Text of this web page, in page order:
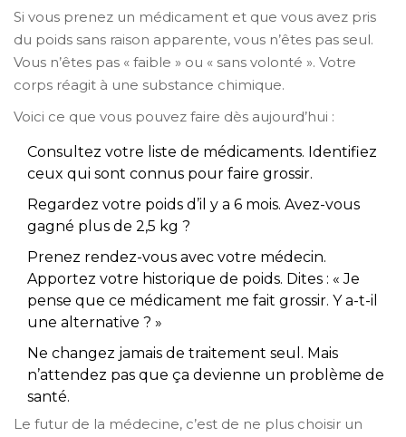
Si vous prenez un médicament et que vous avez pris
du poids sans raison apparente, vous n’êtes pas seul.
Vous n’êtes pas « faible » ou « sans volonté ». Votre
corps réagit à une substance chimique.
Voici ce que vous pouvez faire dès aujourd’hui :
Consultez votre liste de médicaments. Identifiez
ceux qui sont connus pour faire grossir.
Regardez votre poids d’il y a 6 mois. Avez-vous
gagné plus de 2,5 kg ?
Prenez rendez-vous avec votre médecin.
Apportez votre historique de poids. Dites : « Je
pense que ce médicament me fait grossir. Y a-t-il
une alternative ? »
Ne changez jamais de traitement seul. Mais
n’attendez pas que ça devienne un problème de
santé.
Le futur de la médecine, c’est de ne plus choisir un